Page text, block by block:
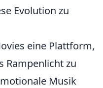
Evolution zu
eine Plattform,
Rampenlicht zu
Musik